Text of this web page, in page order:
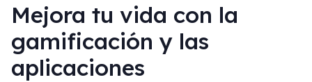
Mejora tu vida con la
gamificación y las
aplicaciones